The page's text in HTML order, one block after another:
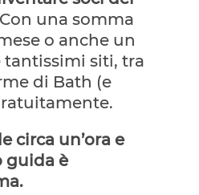
una somma
o anche un
tantissimi siti, tra
di Bath (e
circa un’ora e
guida è